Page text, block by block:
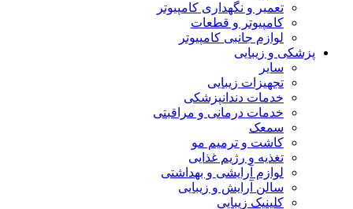
تعمیر و نگهداری کامپیوتر
کامپیوتر و قطعات
لوازم جانبی کامپیوتر
و زیبایی
تجهیزات زیبایی
خدمات دندانپزشکی
خدمات درمانی و مراقبتی
سمعک
کاشت و ترمیم مو
تغذیه و رژیم غذایی
لوازم آرایشی و بهداشتی
سالن آرایش و زیبایی
کلینیک زیبایی